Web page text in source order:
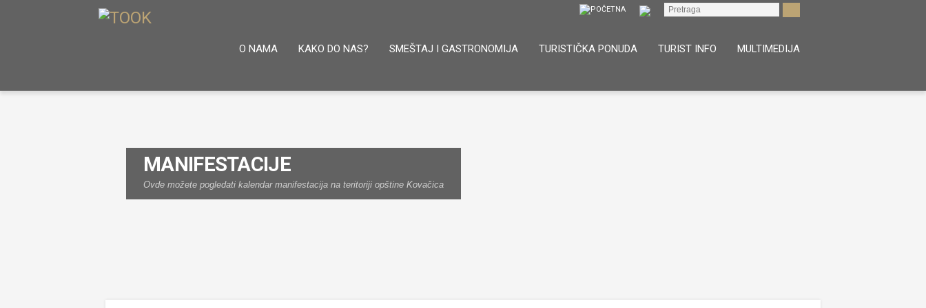
O NAMA KAKO DO NAS? SMEŠTAJ I GASTRONOMIJA TURISTIČKA PONUDA TURIST INFO MULTIMEDIJA
MANIFESTACIJE
Ovde možete pogledati kalendar manifestacija na teritoriji opštine Kovačica